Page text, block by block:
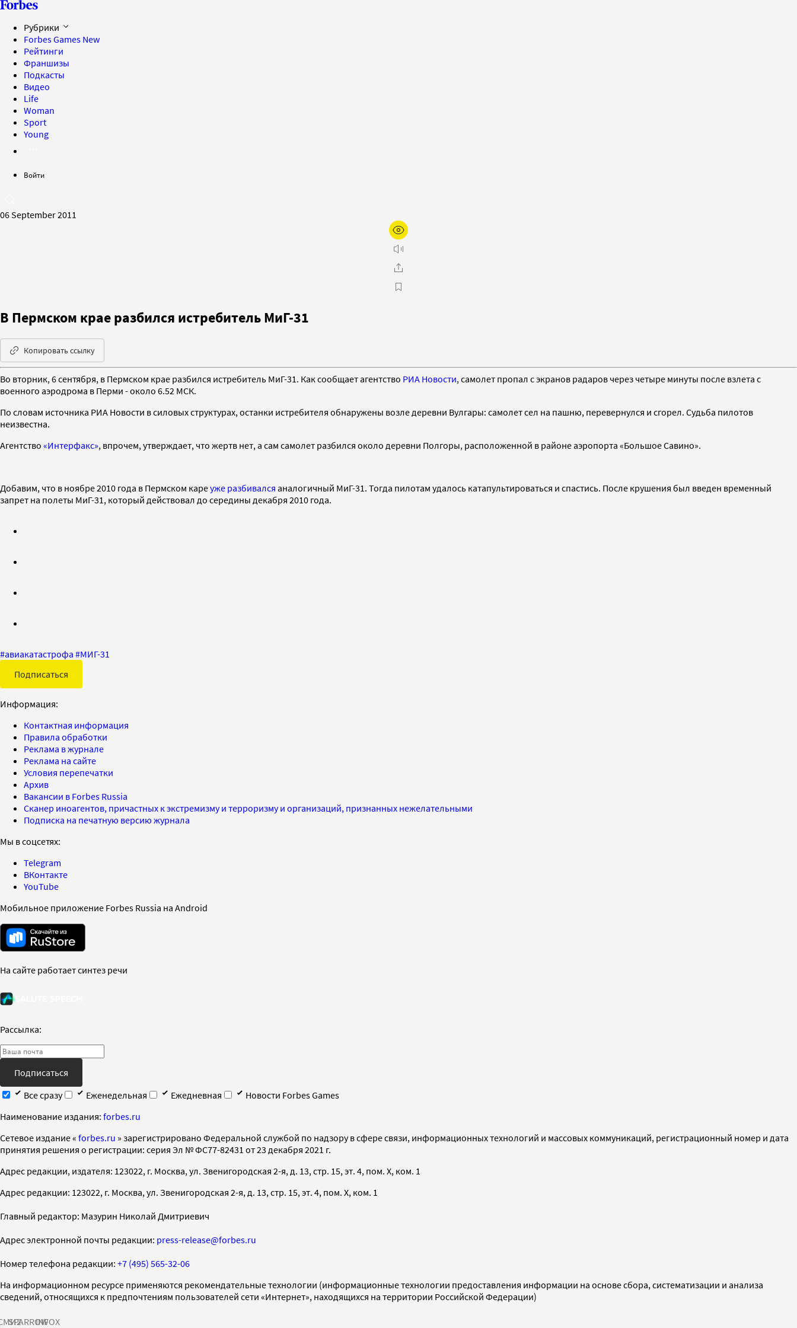
Рубрики
Forbes Games New
Рейтинги
Франшизы
Подкасты
Видео
Life
Woman
Sport
Young
Войти
06 September 2011
В Пермском крае разбился истребитель МиГ-31
Копировать ссылку
Во вторник, 6 сентября, в Пермском крае разбился истребитель МиГ-31. Как сообщает агентство РИА Новости, самолет пропал с экранов радаров через четыре минуты после взлета с
военного аэродрома в Перми - около 6.52 МСК.
По словам источника РИА Новости в силовых структурах, останки истребителя обнаружены возле деревни Вулгары: самолет сел на пашню, перевернулся и сгорел. Судьба пилотов
неизвестна.
Агентство «Интерфакс», впрочем, утверждает, что жертв нет, а сам самолет разбился около деревни Полгоры, расположенной в районе аэропорта «Большое Савино».
Добавим, что в ноябре 2010 года в Пермском кареуже разбивался аналогичный МиГ-31. Тогда пилотам удалось катапультироваться и спастись. После крушения был введен временный
запрет на полеты МиГ-31, который действовал до середины декабря 2010 года.
#авиакатастрофа #МИГ-31
Подписаться
Информация:
Контактная информация
Правила обработки
Реклама в журнале
Реклама на сайте
Условия перепечатки
Архив
Вакансии в Forbes Russia
Сканер иноагентов, причастных к экстремизму и терроризму и организаций, признанных нежелательными
Подписка на печатную версию журнала
Мы в соцсетях:
Telegram
ВКонтакте
YouTube
Мобильное приложение Forbes Russia на Android
На сайте работает синтез речи
Рассылка:
Подписаться
Все сразу
Еженедельная Ежедневная
Новости Forbes Games
Наименование издания: forbes.ru
Cетевое издание « forbes.ru » зарегистрировано Федеральной службой по надзору в сфере связи, информационных технологий и массовых коммуникаций, регистрационный номер и дата
принятия решения о регистрации: серия Эл № ФС77-82431 от 23 декабря 2021 г.
Адрес редакции, издателя: 123022, г. Москва, ул. Звенигородская 2-я, д. 13, стр. 15, эт. 4, пом. X, ком. 1
Адрес редакции: 123022, г. Москва, ул. Звенигородская 2-я, д. 13, стр. 15, эт. 4, пом. X, ком. 1
Главный редактор: Мазурин Николай Дмитриевич
Адрес электронной почты редакции: press-release@forbes.ru
Номер телефона редакции: +7 (495) 565-32-06
На информационном ресурсе применяются рекомендательные технологии (информационные технологии предоставления информации на основе сбора, систематизации и анализа
сведений, относящихся к предпочтениям пользователей сети «Интернет», находящихся на территории Российской Федерации)
SPARROWINFOX